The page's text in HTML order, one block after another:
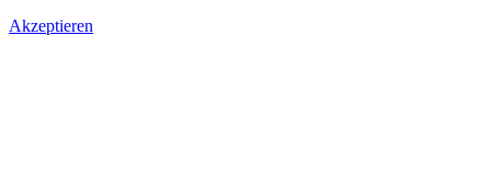
Akzeptieren